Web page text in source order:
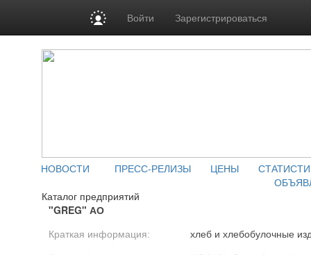
Войти Зарегистрироваться
НОВОСТИ ПРЕСС-РЕЛИЗЫ ЦЕНЫ
Каталог предприятий
"GREG" АО
Краткая информация: хлеб и хлебобулочные